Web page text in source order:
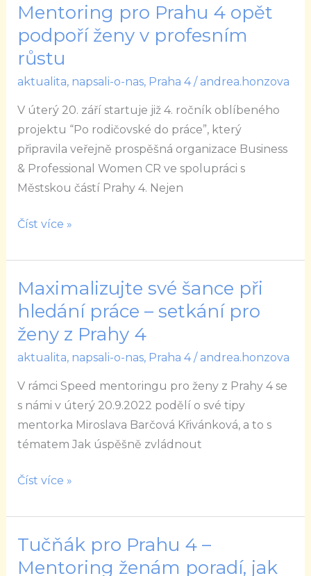
Mentoring pro Prahu 4 opět
podpoří ženy v profesním
růstu
aktualita, napsali-o-nas, Praha 4/ andrea.honzova
V úterý 20. září startuje již 4. ročník oblíbeného
projektu “Po rodičovské do práce”, který
připravila veřejně prospěšná organizace Business
& Professional Women CR ve spolupráci s
Městskou částí Prahy 4. Nejen
Mentoring
pro
Prahu
4
opět
podpoří
ženy
v
profesním
růstu
Číst více »
Maximalizujte své šance při
hledání práce – setkání pro
ženy z Prahy 4
aktualita, napsali-o-nas, Praha 4/ andrea.honzova
V rámci Speed mentoringu pro ženy z Prahy 4 se
s námi v úterý 20.9.2022 podělí o své tipy
mentorka Miroslava Barčová Křivánková, a to s
tématem Jak úspěšně zvládnout
Maximalizujte
své
šance
při
hledání
práce
–
setkání
pro
z
4
Číst více »
Tučňák pro Prahu 4 –
Mentoring ženám poradí, jak
Tučňák
pro